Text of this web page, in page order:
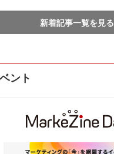
新着記事一覧を見る
ント